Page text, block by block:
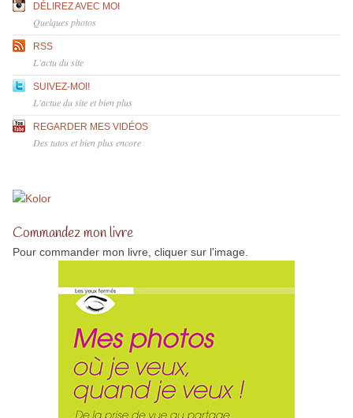
DÉLIREZ AVEC MOI
Quelques photos
RSS
L'actu du site
SUIVEZ-MOI!
L'actue du site et bien plus
REGARDER MES VIDÉOS
Des tutos et bien plus encore
Commandez mon livre
Pour commander mon livre, cliquer sur l'image.